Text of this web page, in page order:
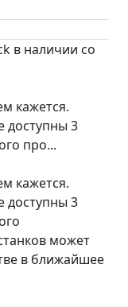
в наличии со
кажется.
доступны 3
про...
кажется.
доступны 3
может
в ближайшее